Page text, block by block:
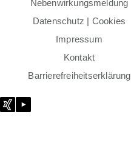
Nebenwirkungsmeldung
Datenschutz | Cookies
Impressum
Kontakt
Barrierefreiheitserklärung